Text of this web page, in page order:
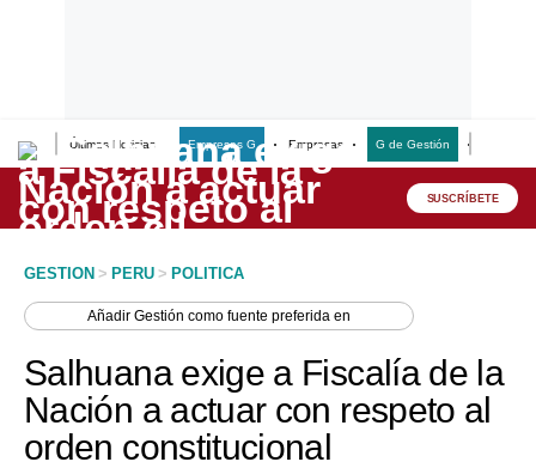
Últimas Noticias Empresas G Empresas G de Gestión
Lo último
Peru Quiosco
Economía
Mercados
SUSCRÍBETE
GESTION > PERU > POLITICA
AñadirGestión como fuente preferida en
Salhuana exige a Fiscalía de la
Nación a actuar con respeto al
orden constitucional